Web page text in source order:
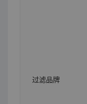
过滤品牌